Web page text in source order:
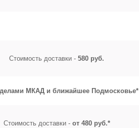
Стоимость доставки - 580 руб.
МКАД и ближайшее Подмосковье*
Стоимость доставки - от 480 руб.*